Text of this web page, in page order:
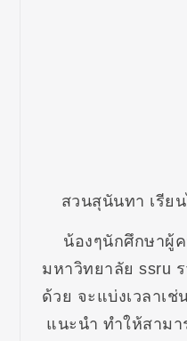
สวนสุนันทา เรีย
น้องๆนักศึกษาผู้
มหาวิทยาลัย ssru
ด้วย จะแบ่งเวลาเ
แนะนำ ทำให้สามา